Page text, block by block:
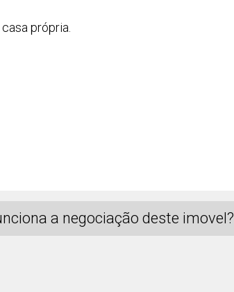
própria.
a negociação deste imovel?